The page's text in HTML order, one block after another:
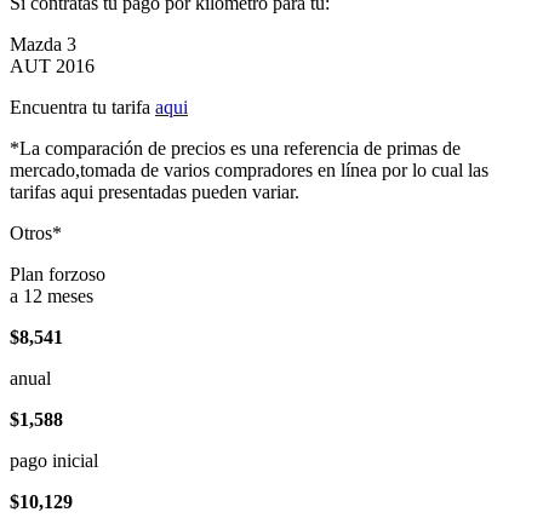
Mazda 3
AUT 2016
Encuentra tu tarifa aqui
*La comparación de precios es una referencia de primas de
mercado,tomada de varios compradores en línea por lo cual las
tarifas aqui presentadas pueden variar.
Otros*
Plan forzoso
a 12 meses
$8,541
anual
$1,588
pago inicial
$10,129